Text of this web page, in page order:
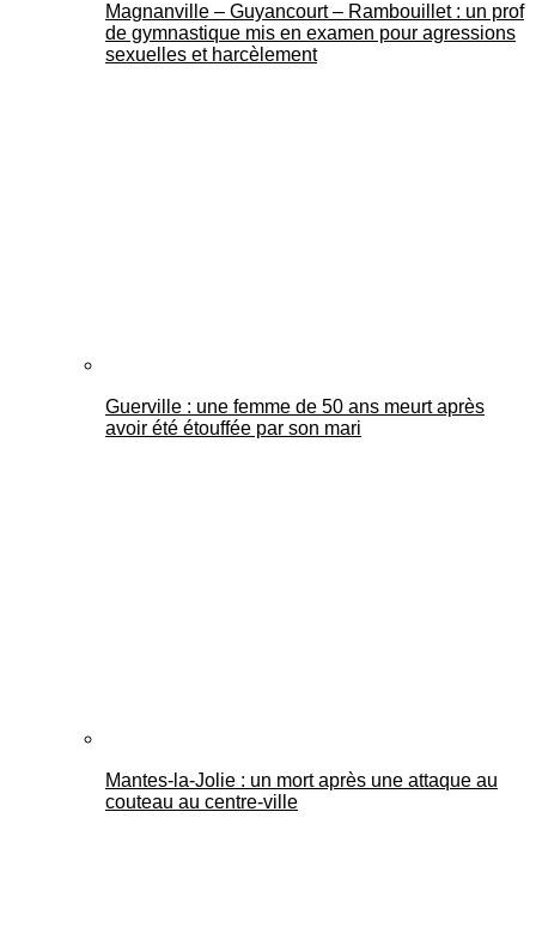
Magnanville – Guyancourt – Rambouillet : un prof
de gymnastique mis en examen pour agressions
sexuelles et harcèlement
Guerville : une femme de 50 ans meurt après
avoir été étouffée par son mari
Mantes-la-Jolie : un mort après une attaque au
couteau au centre-ville